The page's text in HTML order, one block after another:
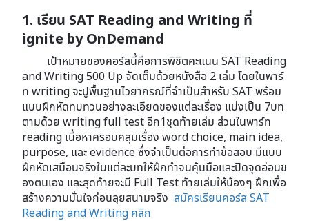
1. เรียน SAT Reading and Writing ที่
ignite by OnDemand
เป้าหมายของคอร์สนี้คือการพิชิตคะแนน SAT Reading
and Writing 500 Up จัดเต็มด้วยหนังสือ 2 เล่ม โดยในพาร์
ท writing จะปูพื้นฐานไวยากรณ์ที่จำเป็นสำหรับ SAT พร้อม
แบบฝึกหัดทบทวนอย่างละเอียดของแต่ละเรื่อง แบ่งเป็น 7บท
ตามด้วย writing full test อีก1ชุดท้ายเล่ม ส่วนในพาร์ท
reading เนื้อหาครอบคลุมเรื่อง word choice, main idea,
purpose, และ evidence ซึ่งจำเป็นต่อการทำข้อสอบ มีแบบ
ฝึกหัดเสมือนจริงในแต่ละบทให้ฝึกทำจนคุ้นมือและปิดจุดอ่อนข
องตนเอง และสุดท้ายจะมี Full Test ท้ายเล่มให้น้องๆ ฝึกเพื่อ
สร้างความมั่นใจก่อนลุยสนามจริง สมัครเรียนคอร์ส SAT
Reading and Writing คลิก